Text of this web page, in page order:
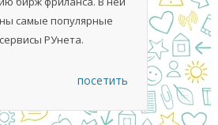
самые популярные
сервисы РУнета.
посетить